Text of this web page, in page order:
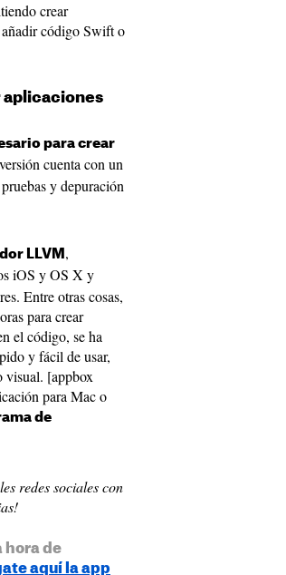
crear
añadir código Swift o
aplicaciones
para crear
cuenta con un
y depuración
LLVM ,
iOS y OS X y
Entre otras cosas,
para crear
el código, se ha
y fácil de usar,
visual. [appbox
para Mac o
de
redes sociales con
hora de
aquí la app